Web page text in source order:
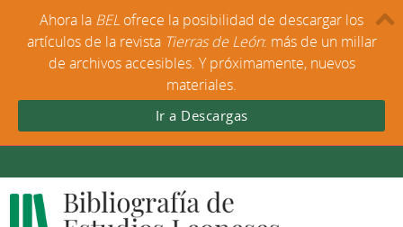
Ahora la BEL ofrece la posibilidad de descargar los
artículos de la revista Tierras de León: más de un millar
de archivos accesibles. Y próximamente, nuevos
materiales.
Ir a Descargas